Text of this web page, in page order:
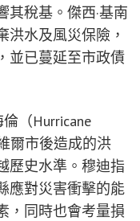
其稅基。傑西·基南
洪水及風災保險，
並已蔓延至市政債
（Hurricane
爾市後造成的洪
歷史水準。穆迪指
應對災害衝擊的能
，同時也會考量損